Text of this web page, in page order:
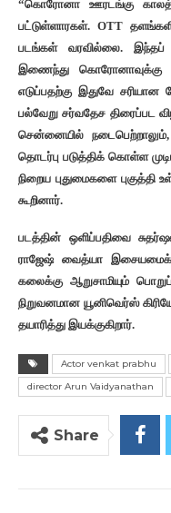
“கொரோனா ஊரடங்கு
பட்டுள்ளாரகள். OTT
படங்கள் வரவில்லை.
இணைந்து கொரோனாவுக்கு
எடுப்பதற்கு இதுவே
பல்வேறு சர்வதேச திரைப்பட
சென்னையில்
தொடர்பு படுத்திக் கொள்ள
நிறைய புதுமைகளை
கூறினார்.
படத்தின் ஒளிப்பதிவை
ராஜேஷ் வைத்யா
கலைக்கு ஆறுசாமியும்
நிறுவனமான யூனிவெர்ஸ்
தயாரித்து இயக்குகிறார்.
Actor venkat prabhu
director Arun Vaidyanathan
Share